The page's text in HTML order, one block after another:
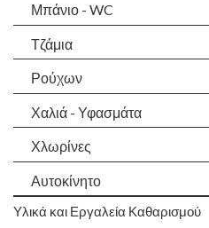
Μπάνιο - WC
Τζάμια
Ρούχων
Χαλιά - Υφασμάτα
Χλωρίνες
Αυτοκίνητο
Υλικά και Εργαλεία Καθαρισμού